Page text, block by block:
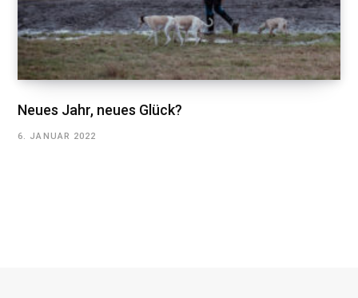
Neues Jahr, neues Glück?
6. JANUAR 2022